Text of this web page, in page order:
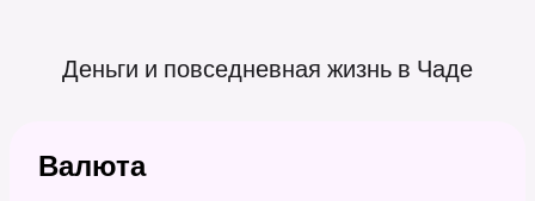
Деньги и повседневная жизнь в Чаде
Валюта